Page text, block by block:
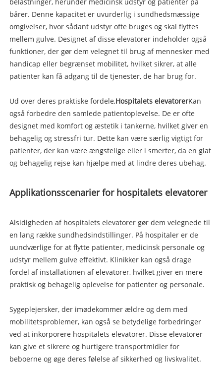
bårer. Denne kapacitet er uvurderlig i sundhedsmæssige
omgivelser, hvor sådant udstyr ofte bruges og skal flyttes
mellem gulve. Designet af disse elevatorer indeholder også
funktioner, der gør dem velegnet til brug af mennesker med
handicap eller begrænset mobilitet, hvilket sikrer, at alle
patienter kan få adgang til de tjenester, de har brug for.
Ud over deres praktiske fordele,Hospitalets elevatorerKan
også forbedre den samlede patientoplevelse. De er ofte
designet med komfort og æstetik i tankerne, hvilket giver en
behagelig og stressfri tur. Dette kan være særlig vigtigt for
patienter, der kan være ængstelige eller i smerter, da en glat
og behagelig rejse kan hjælpe med at lindre deres ubehag.
Applikationsscenarier for hospitalets elevatorer
Alsidigheden af hospitalets elevatorer gør dem velegnede til
en lang række sundhedsindstillinger. På hospitaler er de
uundværlige for at flytte patienter, medicinsk personale og
udstyr mellem gulve effektivt. Klinikker kan også drage
fordel af installationen af elevatorer, hvilket giver en mere
praktisk og behagelig oplevelse for patienter og personale.
Sygeplejersker, der imødekommer ældre og dem med
mobilitetsproblemer, kan også se betydelige forbedringer
ved at inkorporere hospitalets elevatorer. Disse elevatorer
kan give et sikrere og hurtigere transportmidler for
beboerne og øge deres følelse af sikkerhed og livskvalitet.